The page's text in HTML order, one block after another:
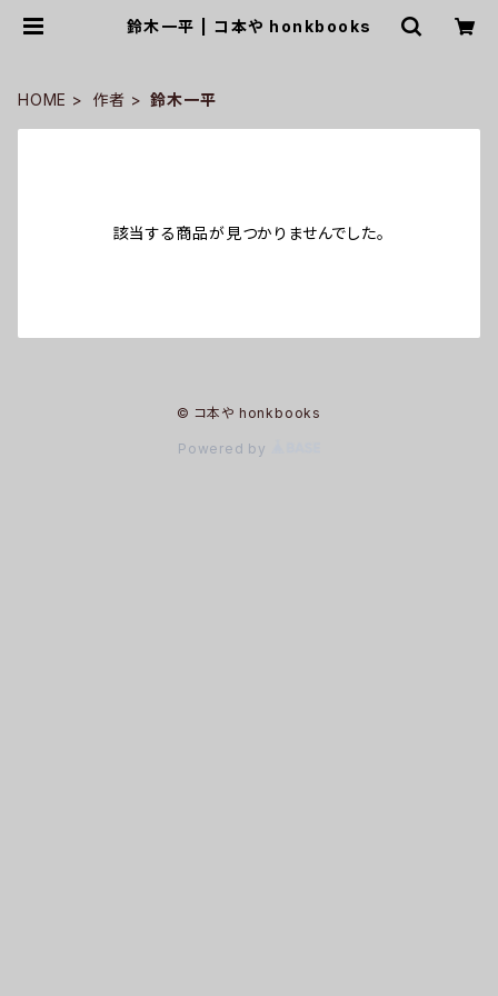
鈴木一平 | コ本や honkbooks
HOME 作者 鈴木一平
該当する商品が見つかりませんでした。
© コ本や honkbooks
Powered by